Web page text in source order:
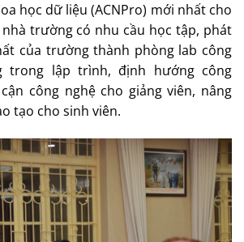
học dữ liệu (ACNPro) mới nhất cho
nhà trường có nhu cầu học tập, phát
của trường thành phòng lab công
trong lập trình, định hướng công
công nghệ cho giảng viên, nâng
tạo cho sinh viên.